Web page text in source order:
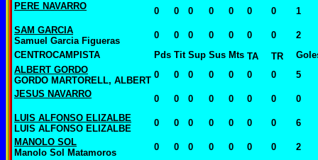
PERE NAVARRO
0 0 0 0 0 0 0
1
SAM GARCIA
Samuel Garcia Figueras
0 0 0 0 0 0 0
2
CENTROCAMPISTA
Pds Tit Sup Sus Mts TA TR
ALBERT GORDO
GORDO MARTORELL, ALBERT
0 0 0 0 0 0 0
5
JESUS NAVARRO
0 0 0 0 0 0 0
0
LUIS ALFONSO ELIZALBE
LUIS ALFONSO ELIZALBE
0 0 0 0 0 0 0
6
MANOLO SOL
Manolo Sol Matamoros
0 0 0 0 0 0 0
2